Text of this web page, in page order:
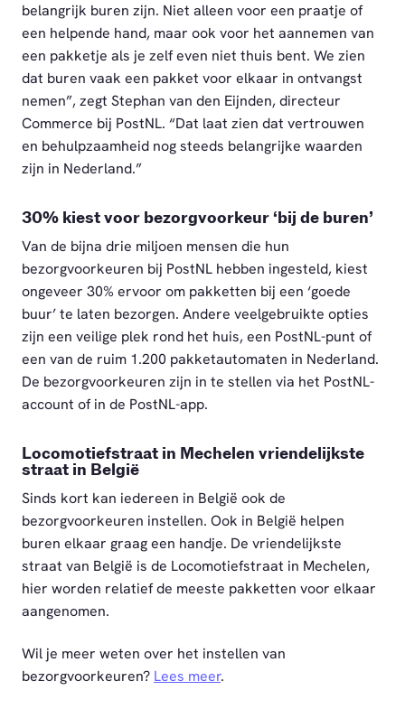
belangrijk buren zijn. Niet alleen voor een praatje of
een helpende hand, maar ook voor het aannemen van
een pakketje als je zelf even niet thuis bent. We zien
dat buren vaak een pakket voor elkaar in ontvangst
nemen”, zegt Stephan van den Eijnden, directeur
Commerce bij PostNL. “Dat laat zien dat vertrouwen
en behulpzaamheid nog steeds belangrijke waarden
zijn in Nederland.”
30% kiest voor bezorgvoorkeur ‘bij de buren’
Van de bijna drie miljoen mensen die hun
bezorgvoorkeuren bij PostNL hebben ingesteld, kiest
ongeveer 30% ervoor om pakketten bij een ‘goede
buur’ te laten bezorgen. Andere veelgebruikte opties
zijn een veilige plek rond het huis, een PostNL-punt of
een van de ruim 1.200 pakketautomaten in Nederland.
De bezorgvoorkeuren zijn in te stellen via het PostNL-
account of in de PostNL-app.
Locomotiefstraat in Mechelen vriendelijkste
straat in België
Sinds kort kan iedereen in België ook de
bezorgvoorkeuren instellen. Ook in België helpen
buren elkaar graag een handje. De vriendelijkste
straat van België is de Locomotiefstraat in Mechelen,
hier worden relatief de meeste pakketten voor elkaar
aangenomen.
Wil je meer weten over het instellen van
bezorgvoorkeuren? Lees meer.